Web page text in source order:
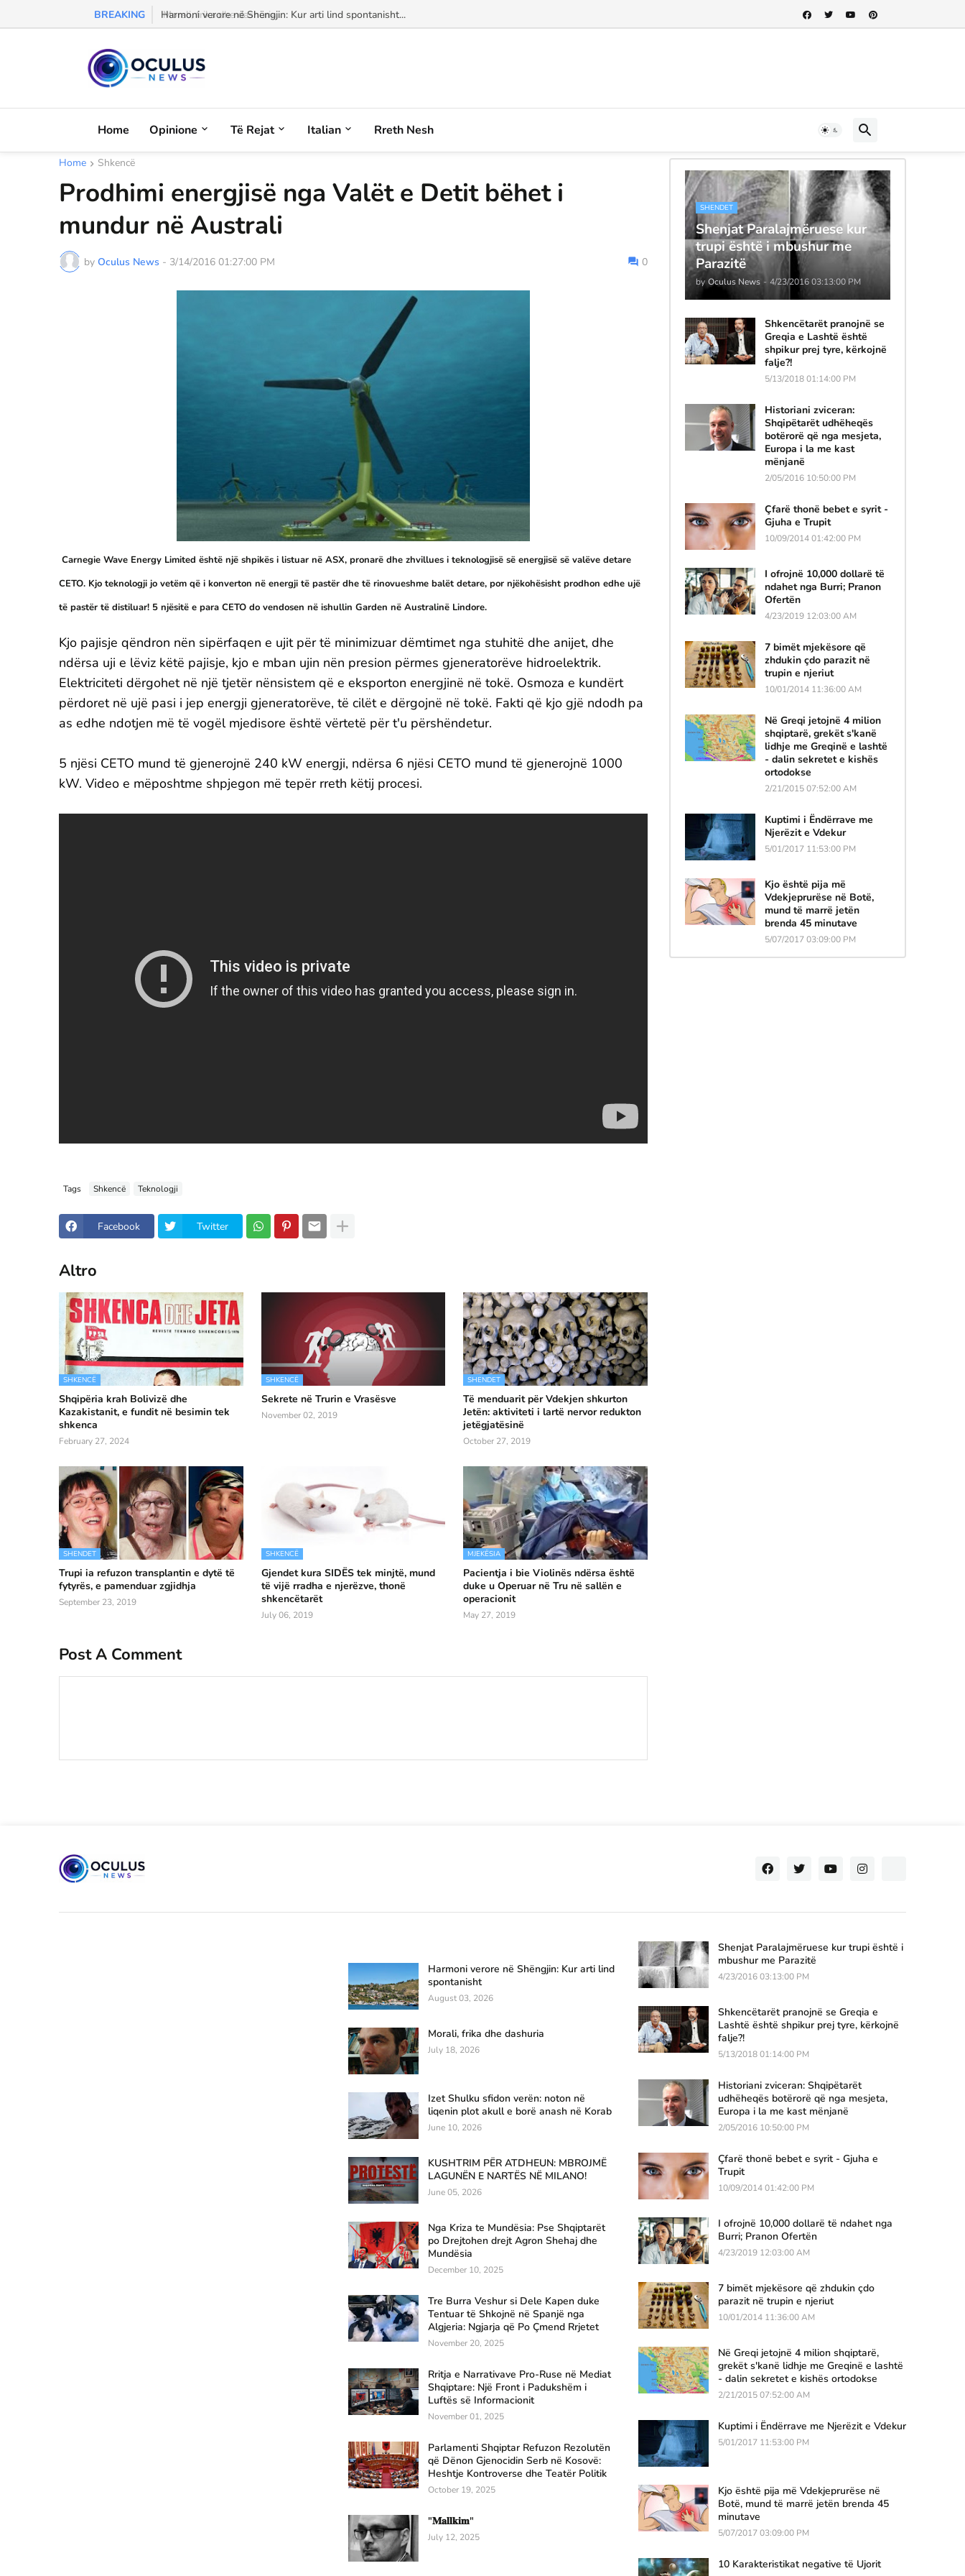
BREAKING Morali, frika dhe dashuria...
Home Opinione Të Rejat Italian Rreth Nesh
Home Shkencë
Prodhimi energjisë nga Valët e Detit bëhet i
mundur në Australi
by Oculus News - 3/14/2016 01:27:00 PM 0
Carnegie Wave Energy Limited është një shpikës i listuar në ASX, pronarë dhe zhvillues i teknologjisë së energjisë së valëve detare
CETO. Kjo teknologji jo vetëm që i konverton në energji të pastër dhe të rinovueshme balët detare, por njëkohësisht prodhon edhe ujë
të pastër të distiluar! 5 njësitë e para CETO do vendosen në ishullin Garden në Australinë Lindore.
Kjo pajisje qëndron nën sipërfaqen e ujit për të minimizuar dëmtimet nga stuhitë dhe anijet, dhe
ndërsa uji e lëviz këtë pajisje, kjo e mban ujin nën presion përmes gjeneratorëve hidroelektrik.
Elektriciteti dërgohet në një tjetër nënsistem që e eksporton energjinë në tokë. Osmoza e kundërt
përdoret në ujë pasi i jep energji gjeneratorëve, të cilët e dërgojnë në tokë. Fakti që kjo gjë ndodh pa
as edhe ndotjen më të vogël mjedisore është vërtetë për t'u përshëndetur.
5 njësi CETO mund të gjenerojnë 240 kW energji, ndërsa 6 njësi CETO mund të gjenerojnë 1000
kW. Video e mëposhtme shpjegon më tepër rreth këtij procesi.
Tags Shkencë Teknologji
Facebook Twitter
Altro
SHKENCË
Shqipëria krah Bolivizë dhe
Kazakistanit, e fundit në besimin tek
shkenca
February 27, 2024
SHKENCË
Sekrete në Trurin e Vrasësve
November 02, 2019
SHENDET
Të menduarit për Vdekjen shkurton
Jetën: aktiviteti i lartë nervor redukton
jetëgjatësinë
October 27, 2019
SHENDET
Trupi ia refuzon transplantin e dytë të
fytyrës, e pamenduar zgjidhja
September 23, 2019
SHKENCË
Gjendet kura SIDËS tek minjtë, mund
të vijë rradha e njerëzve, thonë
shkencëtarët
July 06, 2019
MJEKËSIA
Pacientja i bie Violinës ndërsa është
duke u Operuar në Tru në sallën e
operacionit
May 27, 2019
Post A Comment
SHENDET
Shenjat Paralajmëruese kur
trupi është i mbushur me
Parazitë
by Oculus News - 4/23/2016 03:13:00 PM
Shkencëtarët pranojnë se
Greqia e Lashtë është
shpikur prej tyre, kërkojnë
falje?!
5/13/2018 01:14:00 PM
Historiani zviceran:
Shqipëtarët udhëheqës
botërorë që nga mesjeta,
Europa i la me kast
mënjanë
2/05/2016 10:50:00 PM
Çfarë thonë bebet e syrit -
Gjuha e Trupit
10/09/2014 01:42:00 PM
I ofrojnë 10,000 dollarë të
ndahet nga Burri; Pranon
Ofertën
4/23/2019 12:03:00 AM
7 bimët mjekësore që
zhdukin çdo parazit në
trupin e njeriut
10/01/2014 11:36:00 AM
Në Greqi jetojnë 4 milion
shqiptarë, grekët s'kanë
lidhje me Greqinë e lashtë
- dalin sekretet e kishës
ortodokse
2/21/2015 07:52:00 AM
Kuptimi i Ëndërrave me
Njerëzit e Vdekur
5/01/2017 11:53:00 PM
Kjo është pija më
Vdekjeprurëse në Botë,
mund të marrë jetën
brenda 45 minutave
5/07/2017 03:09:00 PM
Harmoni verore në Shëngjin: Kur arti lind
spontanisht
August 03, 2026
Morali, frika dhe dashuria
July 18, 2026
Izet Shulku sfidon verën: noton në
liqenin plot akull e borë anash në Korab
June 10, 2026
KUSHTRIM PËR ATDHEUN: MBROJMË
LAGUNËN E NARTËS NË MILANO!
June 05, 2026
Nga Kriza te Mundësia: Pse Shqiptarët
po Drejtohen drejt Agron Shehaj dhe
Mundësia
December 10, 2025
Tre Burra Veshur si Dele Kapen duke
Tentuar të Shkojnë në Spanjë nga
Algjeria: Ngjarja që Po Çmend Rrjetet
November 20, 2025
Rritja e Narrativave Pro-Ruse në Mediat
Shqiptare: Një Front i Padukshëm i
Luftës së Informacionit
November 01, 2025
Parlamenti Shqiptar Refuzon Rezolutën
që Dënon Gjenocidin Serb në Kosovë:
Heshtje Kontroverse dhe Teatër Politik
October 19, 2025
"𝐌𝐚𝐥𝐥𝐤𝐢𝐦"
July 12, 2025
Shenjat Paralajmëruese kur trupi është i
mbushur me Parazitë
4/23/2016 03:13:00 PM
Shkencëtarët pranojnë se Greqia e
Lashtë është shpikur prej tyre, kërkojnë
falje?!
5/13/2018 01:14:00 PM
Historiani zviceran: Shqipëtarët
udhëheqës botërorë që nga mesjeta,
Europa i la me kast mënjanë
2/05/2016 10:50:00 PM
Çfarë thonë bebet e syrit - Gjuha e
Trupit
10/09/2014 01:42:00 PM
I ofrojnë 10,000 dollarë të ndahet nga
Burri; Pranon Ofertën
4/23/2019 12:03:00 AM
7 bimët mjekësore që zhdukin çdo
parazit në trupin e njeriut
10/01/2014 11:36:00 AM
Në Greqi jetojnë 4 milion shqiptarë,
grekët s'kanë lidhje me Greqinë e lashtë
- dalin sekretet e kishës ortodokse
2/21/2015 07:52:00 AM
Kuptimi i Ëndërrave me Njerëzit e Vdekur
5/01/2017 11:53:00 PM
Kjo është pija më Vdekjeprurëse në
Botë, mund të marrë jetën brenda 45
minutave
5/07/2017 03:09:00 PM
10 Karakteristikat negative të Ujorit